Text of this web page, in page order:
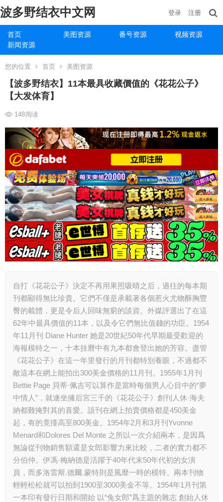
波多野结衣中文网
首页 美图资源 番号资源
视频资源
新闻资源
登录 注册
您的位置 首页 美图资源
【波多野结衣】11本最具收藏價值的《花花公子》
【大发体育】
148阅读
自打《花花公子》決定不再用果照吸晴之后，過往的每本期
刊都顯得無比珍貴。它們不僅是承載著各個惹火尤物酥胸豐
臀的載體，更是令后人回味無窮的談資。外媒評選出了在這
62年中最具價值的11本，以及令它們無比值錢的功臣。1954
年11月刊 Diane Hunter 她是20世紀50年代早期最受歡迎的
海報模特之一，十本挂曆中有九本都會登出她的芳容。盡管
《花花公子》在這一年里發行的月刊都特別養眼，不過都不
敵這本在網上能拍出300美金價格的11月刊。1955年1月刊
Bettie Page 貝蒂·佩吉可以算作是當時每個男人心目中的“夢
中情人”，就連坐擁后宮三千的《花花公子》創刊人休·海夫
納都難掩對其的喜愛。該刊在網上拍賣價格都是450美金
起，有的竟擡高至800美金。1954年2月和3月刊Yvonne
Menard和Dolores Del Monte 之所以一次介紹兩本，是因爲
無論從刊物銷售額還是女郎影響力來比較，二者的實力都不
分伯仲。伊馮·梅納德是活躍于40年代末50年代初的女演
員，而多洛雷斯.德爾.蒙特則是風靡一時的模特。兩本刊物
輕輕松松就可以拍到1900至3000美金不等。1954年1月刊第
一本印有發行日期和開始 以“兔女郎”爲主題的雜志 創始人休